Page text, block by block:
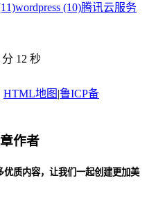
wordpress (10)腾讯云服务
分 13 秒
HTML地图 |鲁ICP备
作者
质内容，让我们一起创建更加美